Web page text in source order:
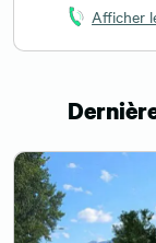
Afficher